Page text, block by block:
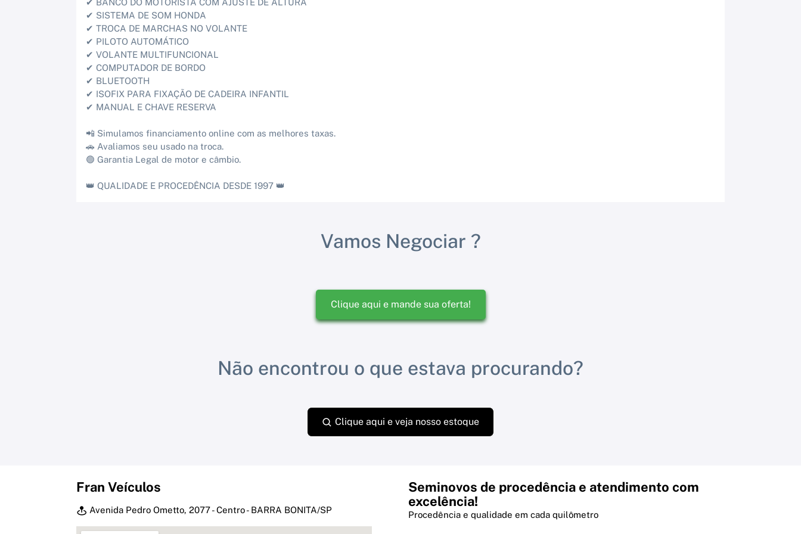
✔ BANCO DO MOTORISTA COM AJUSTE DE ALTURA
✔ SISTEMA DE SOM HONDA
✔ TROCA DE MARCHAS NO VOLANTE
✔ PILOTO AUTOMÁTICO
✔ VOLANTE MULTIFUNCIONAL
✔ COMPUTADOR DE BORDO
✔ BLUETOOTH
✔ ISOFIX PARA FIXAÇÃO DE CADEIRA INFANTIL
✔ MANUAL E CHAVE RESERVA
📲 Simulamos financiamento online com as melhores taxas.
🚗 Avaliamos seu usado na troca.
🟢 Garantia Legal de motor e câmbio.
👑 QUALIDADE E PROCEDÊNCIA DESDE 1997 👑
Vamos Negociar ?
Clique aqui e mande sua oferta!
Não encontrou o que estava procurando?
Clique aqui e veja nosso estoque
Fran Veículos
Avenida Pedro Ometto, 2077 - Centro - BARRA BONITA/SP
Seminovos de procedência e atendimento com
excelência!
Procedência e qualidade em cada quilômetro